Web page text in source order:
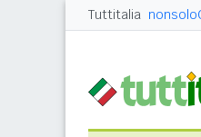
Tuttitalia